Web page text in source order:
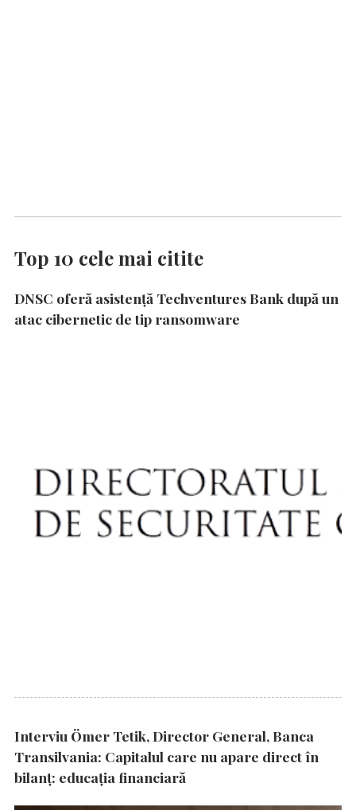
Top 10 cele mai citite
DNSC oferă asistență Techventures Bank după un
atac cibernetic de tip ransomware
Interviu Ömer Tetik, Director General, Banca
Transilvania: Capitalul care nu apare direct în
bilanț: educația financiară